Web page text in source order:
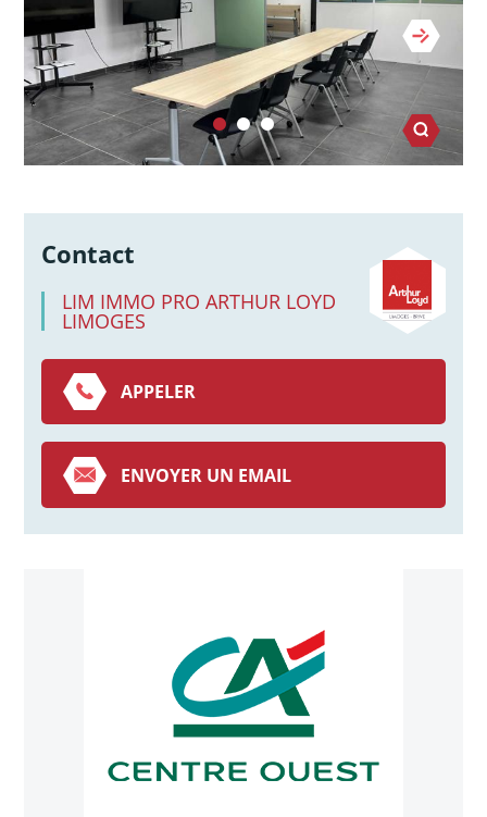
Contact
LIM IMMO PRO ARTHUR LOYD
LIMOGES
APPELER
ENVOYER UN EMAIL